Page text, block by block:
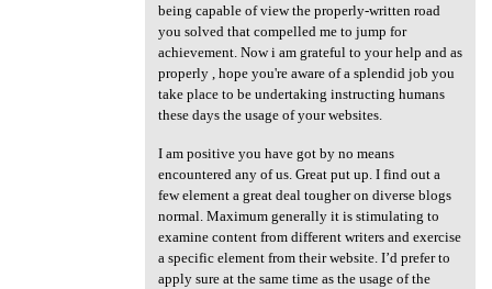
being capable of view the properly-written road
you solved that compelled me to jump for
achievement. Now i am grateful to your help and as
properly , hope you're aware of a splendid job you
take place to be undertaking instructing humans
these days the usage of your websites.
I am positive you have got by no means
encountered any of us. Great put up. I find out a
few element a great deal tougher on diverse blogs
normal. Maximum generally it is stimulating to
examine content from different writers and exercise
a specific element from their website. I’d prefer to
apply sure at the same time as the usage of the